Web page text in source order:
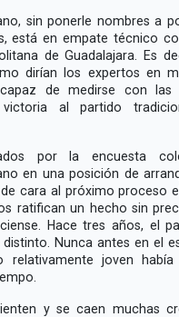
sin ponerle nombres a
está en empate técnico
de Guadalajara. Es
dirían los expertos en
de medirse con las
victoria al partido
por la encuesta
en una posición de
cara al próximo proceso
ratifican un hecho sin
Hace tres años, el
Nunca antes en el
relativamente joven había
y se caen muchas